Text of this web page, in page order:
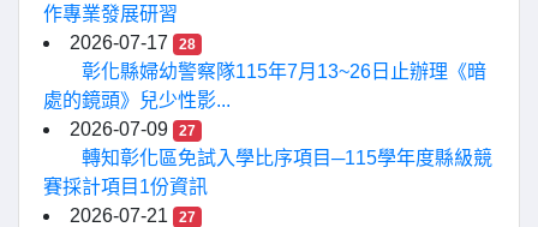
作專業發展研習
2026-07-17
28
彰化縣婦幼警察隊115年7月13~26日止辦理《暗
處的鏡頭》兒少性影...
2026-07-09
27
轉知彰化區免試入學比序項目─115學年度縣級競
賽採計項目1份資訊
2026-07-21
27